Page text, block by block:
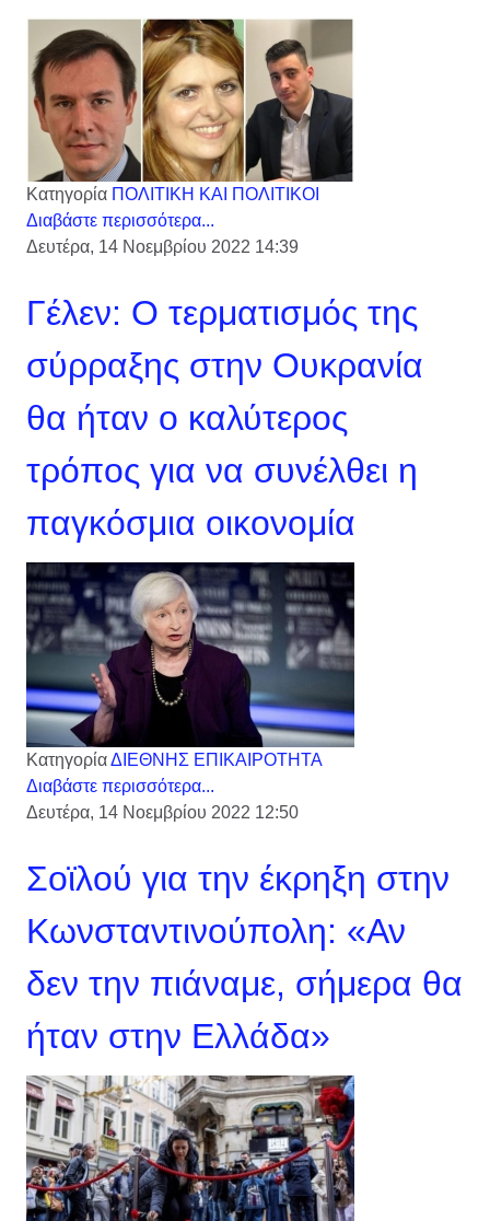
Κατηγορία ΠΟΛΙΤΙΚΗ ΚΑΙ ΠΟΛΙΤΙΚΟΙ
Διαβάστε περισσότερα...
Δευτέρα, 14 Νοεμβρίου 2022 14:39
Γέλεν: Ο τερματισμός της
σύρραξης στην Ουκρανία
θα ήταν ο καλύτερος
τρόπος για να συνέλθει η
παγκόσμια οικονομία
ΚατηγορίαΔΙΕΘΝΗΣ ΕΠΙΚΑΙΡΟΤΗΤΑ
Διαβάστε περισσότερα...
Δευτέρα, 14 Νοεμβρίου 2022 12:50
Σοϊλού για την έκρηξη στην
Κωνσταντινούπολη: «Αν
δεν την πιάναμε, σήμερα θα
ήταν στην Ελλάδα»